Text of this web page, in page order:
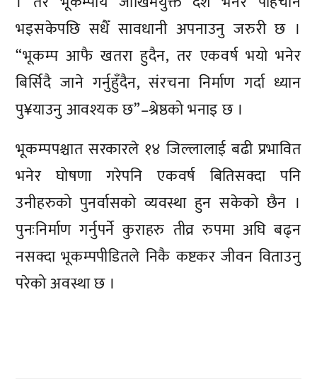
भइसकेपछि सधैँ सावधानी अपनाउनु जरुरी छ ।
“भूकम्प आफै खतरा हुदैन, तर एकवर्ष भयो भनेर
बिर्सिदै जाने गर्नुहुँदैन, संरचना निर्माण गर्दा ध्यान
पु¥याउनु आवश्यक छ”–श्रेष्ठको भनाइ छ ।
भूकम्पपश्चात सरकारले १४ जिल्लालाई बढी प्रभावित
भनेर घोषणा गरेपनि एकवर्ष बितिसक्दा पनि
उनीहरुको पुनर्वासको व्यवस्था हुन सकेको छैन ।
पुनःनिर्माण गर्नुपर्ने कुराहरु तीव्र रुपमा अघि बढ्न
नसक्दा भूकम्पपीडितले निकै कष्टकर जीवन विताउनु
परेको अवस्था छ ।